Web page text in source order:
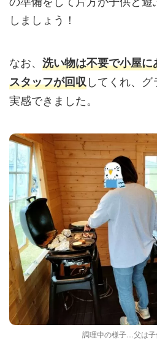
しましょう！
なお、 洗い物は不要で小屋
スタッフが回収してくれ、
実感できました。
調理中の様子…父は子